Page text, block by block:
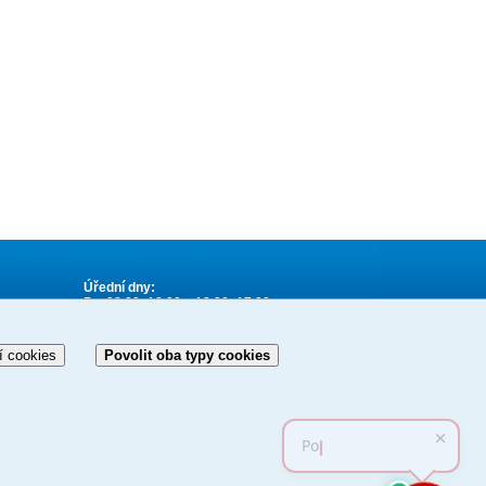
Úřední dny:
Po: 08.00–12.00 a 13.00–17.00
cookies Povolit oba typy cookies